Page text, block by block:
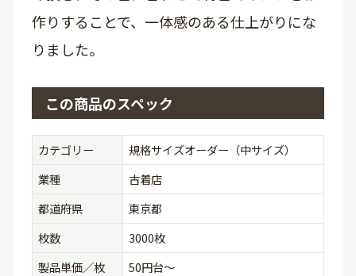
作りすることで、一体感のある仕上がりにな
りました。
この商品のスペック
カテゴリー
規格サイズオーダー（中サイズ）
業種
古着店
都道府県
東京都
枚数
3000枚
製品単価／枚
50円台〜